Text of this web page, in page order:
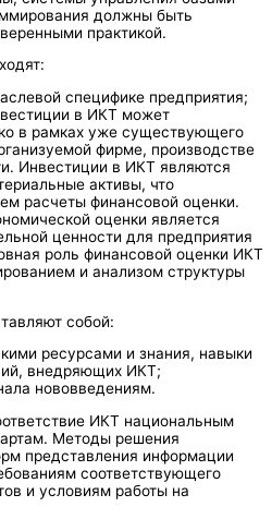
должны быть
практикой.
специфике предприятия;
в ИКТ может
в рамках уже существующего
фирме, производстве
Инвестиции в ИКТ являются
активы, что
расчеты финансовой оценки.
оценки является
ценности для предприятия
роль финансовой оценки ИКТ
и анализом структуры
собой:
ресурсами и знания, навыки
внедряющих ИКТ;
нововведениям.
ИКТ национальным
Методы решения
представления информации
соответствующего
и условиям работы на